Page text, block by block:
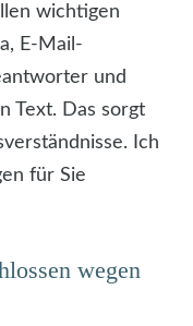
wichtigen
E-Mail-
und
Text. Das sorgt
Ich
für Sie
wegen